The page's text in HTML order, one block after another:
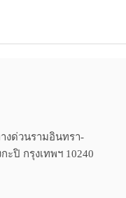
งด่วนรามอินทรา-
ปิ กรุงเทพฯ 10240